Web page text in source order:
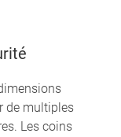
de multiples
Les coins